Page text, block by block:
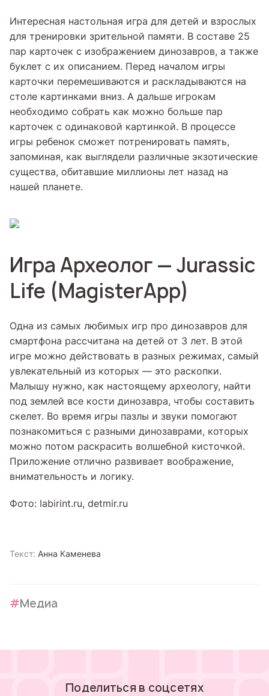
Интересная настольная игра для детей и взрослых
для тренировки зрительной памяти. В составе 25
пар карточек с изображением динозавров, а также
буклет с их описанием. Перед началом игры
карточки перемешиваются и раскладываются на
столе картинками вниз. А дальше игрокам
необходимо собрать как можно больше пар
карточек с одинаковой картинкой. В процессе
игры ребенок сможет потренировать память,
запоминая, как выглядели различные экзотические
существа, обитавшие миллионы лет назад на
нашей планете.
Игра Археолог — Jurassic
Life (MagisterApp)
Одна из самых любимых игр про динозавров для
смартфона рассчитана на детей от 3 лет. В этой
игре можно действовать в разных режимах, самый
увлекательный из которых — это раскопки.
Малышу нужно, как настоящему археологу, найти
под землей все кости динозавра, чтобы составить
скелет. Во время игры пазлы и звуки помогают
познакомиться с разными динозаврами, которых
можно потом раскрасить волшебной кисточкой.
Приложение отлично развивает воображение,
внимательность и логику.
Фото: labirint.ru, detmir.ru
Текст: Анна Каменева
Медиа
Поделиться в соцсетях